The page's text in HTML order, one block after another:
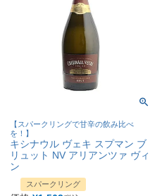
【スパークリングで甘辛の飲み比べ
を！】
キシナウル ヴェキ スプマン ブ
リュット NV アリアンツァ ヴィ
ン
スパークリング